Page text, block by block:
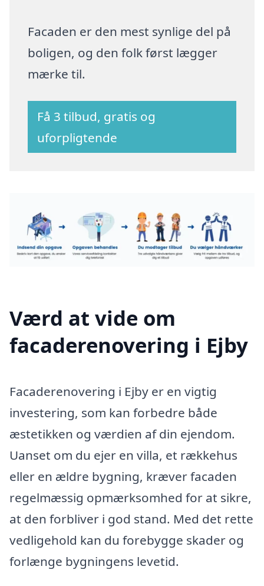
Facaden er den mest synlige del på
boligen, og den folk først lægger
mærke til.
Få 3 tilbud, gratis og
uforpligtende
Værd at vide om
facaderenovering i Ejby
Facaderenovering i Ejby er en vigtig
investering, som kan forbedre både
æstetikken og værdien af din ejendom.
Uanset om du ejer en villa, et rækkehus
eller en ældre bygning, kræver facaden
regelmæssig opmærksomhed for at sikre,
at den forbliver i god stand. Med det rette
vedligehold kan du forebygge skader og
forlænge bygningens levetid.